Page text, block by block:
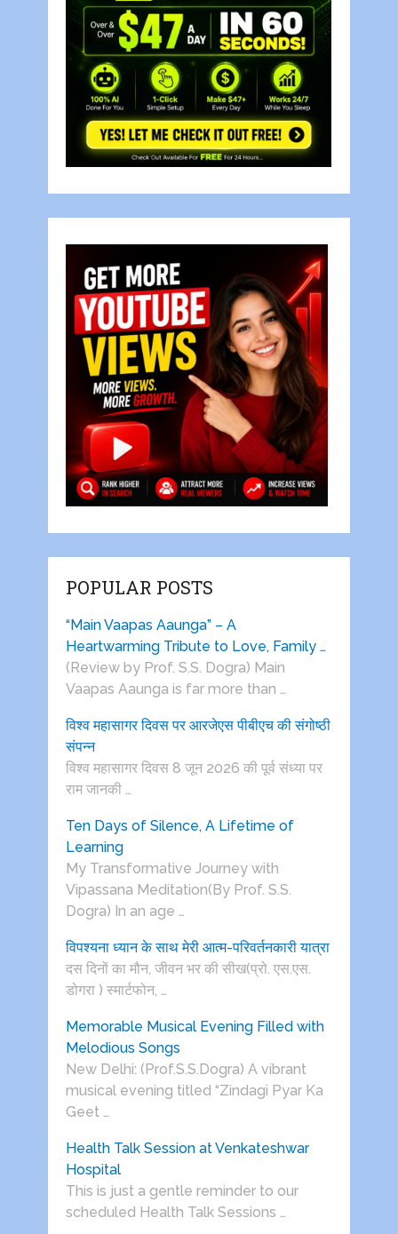
POPULAR POSTS
“Main Vaapas Aaunga” – A
Heartwarming Tribute to Love, Family …
(Review by Prof. S.S. Dogra) Main
Vaapas Aaunga is far more than …
विश्व महासागर दिवस पर आरजेएस पीबीएच की संगोष्ठी
संपन्न
विश्व महासागर दिवस 8 जून 2026 की पूर्व संध्या पर
राम जानकी …
Ten Days of Silence, A Lifetime of
Learning
My Transformative Journey with
Vipassana Meditation(By Prof. S.S.
Dogra) In an age …
विपश्यना ध्यान के साथ मेरी आत्म-परिवर्तनकारी यात्रा
दस दिनों का मौन, जीवन भर की सीख(प्रो. एस.एस.
डोगरा ) स्मार्टफोन, …
Memorable Musical Evening Filled with
Melodious Songs
New Delhi: (Prof.S.S.Dogra) A vibrant
musical evening titled “Zindagi Pyar Ka
Geet …
Health Talk Session at Venkateshwar
Hospital
This is just a gentle reminder to our
scheduled Health Talk Sessions …